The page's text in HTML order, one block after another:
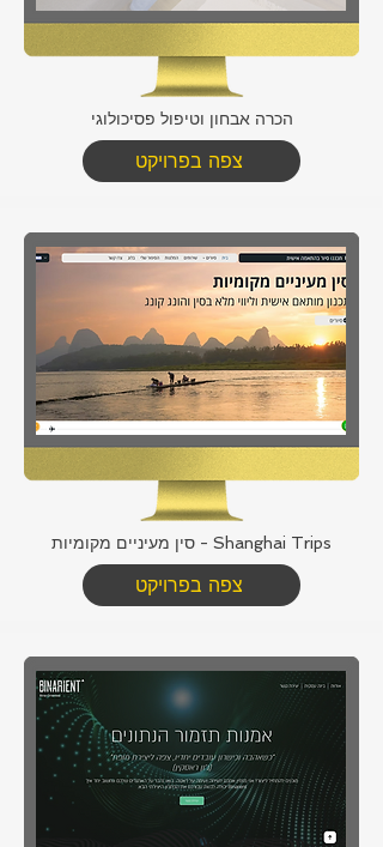
הכרה אבחון וטיפול פסיכולוגי
צפה בפרויקט
Shanghai Trips - סין מעיניים מקומיות
צפה בפרויקט